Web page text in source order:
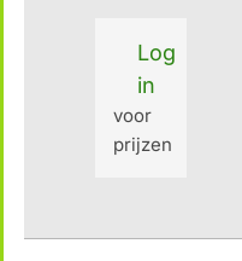
Log
in
voor
prijzen